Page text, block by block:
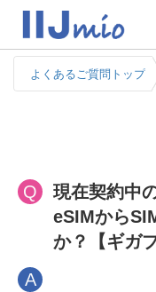
よくあるご質問トップ
Q
現在契約中
eSIMから
か？【ギガ
A